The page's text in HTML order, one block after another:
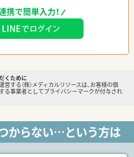
携で簡単入力！
くために
する（株）メディカルリソースは、お客様の個
る事業者としてプライバシーマークが付与され
からない…という方は